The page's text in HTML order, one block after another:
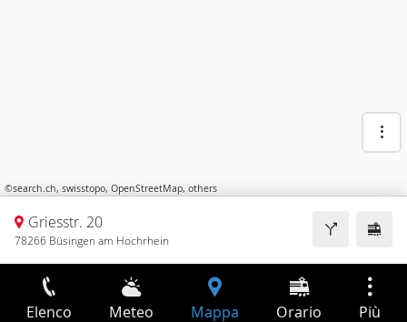
©search.ch, swisstopo, OpenStreetMap, others
Griesstr. 20
78266 Büsingen am Hochrhein
Elenco Meteo Mappa Orario Più